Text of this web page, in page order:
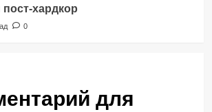
хардкор
0
для